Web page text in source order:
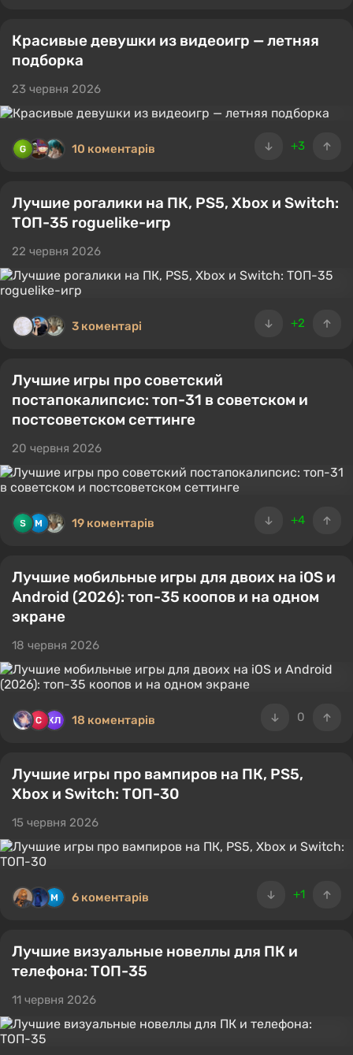
Красивые девушки из видеоигр — летняя
подборка
23 червня 2026
+3
10 коментарів
Лучшие рогалики на ПК, PS5, Xbox и Switch:
ТОП-35 roguelike-игр
22 червня 2026
+2
3 коментарі
Лучшие игры про советский
постапокалипсис: топ-31 в советском и
постсоветском сеттинге
20 червня 2026
+4
19 коментарів
Лучшие мобильные игры для двоих на iOS и
Android (2026): топ-35 коопов и на одном
экране
18 червня 2026
0
18 коментарів
Лучшие игры про вампиров на ПК, PS5,
Xbox и Switch: ТОП-30
15 червня 2026
+1
6 коментарів
Лучшие визуальные новеллы для ПК и
телефона: ТОП-35
11 червня 2026